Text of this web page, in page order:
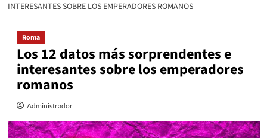
INTERESANTES SOBRE LOS EMPERADORES ROMANOS
Roma
Los 12 datos más sorprendentes e
interesantes sobre los emperadores
romanos
Administrador